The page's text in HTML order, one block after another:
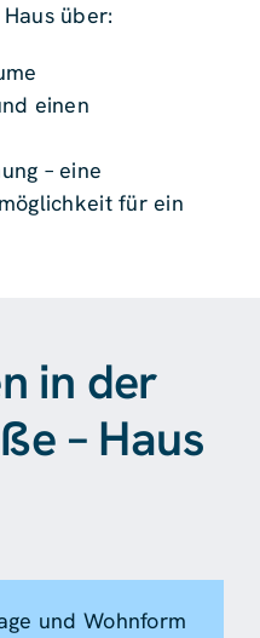
über:
einen
– eine
für ein
in der
– Haus
und Wohnform